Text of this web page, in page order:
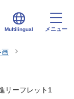
Multilingual メニュー
画
リーフレット1